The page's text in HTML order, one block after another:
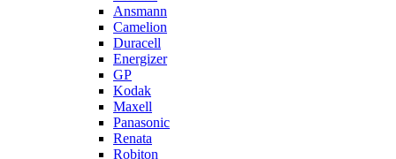
Ansmann
Camelion
Duracell
Energizer
GP
Kodak
Maxell
Panasonic
Renata
Robiton